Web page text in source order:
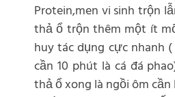
Protein,men vi sinh trộn
thả ổ trộn thêm một ít
huy tác dụng cực
cần 10 phút là cá đá
thả ổ xong là ngồi ôm cần